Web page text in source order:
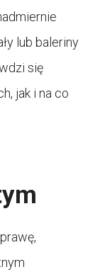
lub baleriny
się
jak i na co